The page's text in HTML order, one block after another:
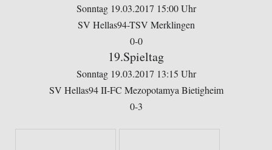
Sonntag 19.03.2017 15:00 Uhr
SV Hellas94-TSV Merklingen
0-0
19.Spieltag
Sonntag 19.03.2017 13:15 Uhr
SV Hellas94 II-FC Mezopotamya Bietigheim
0-3